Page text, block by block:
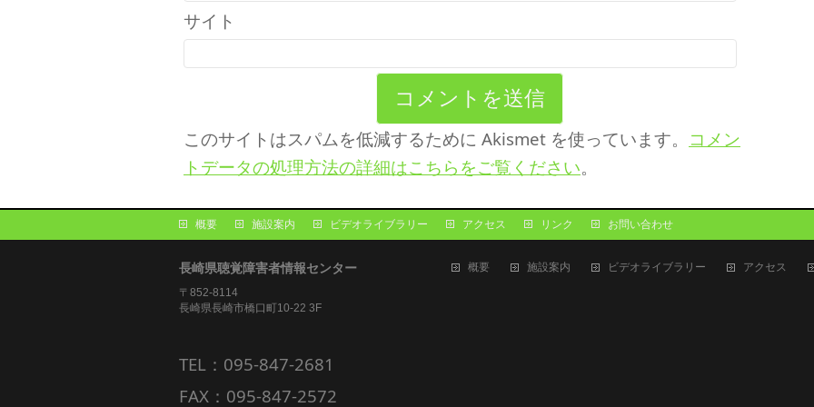
サイト
このサイトはスパムを低減するために Akismet を使っています。
コメン
トデータの処理方法の詳細はこちらをご覧ください。
概要 施設案内 ビデオライブラリー アクセス リンク お問い合わせ
長崎県聴覚障害者情報センター
〒852-8114
長崎県長崎市橋口町10-22 3F
TEL：095-847-2681
FAX：095-847-2572
概要 施設案内 ビデオライブラリー アクセス